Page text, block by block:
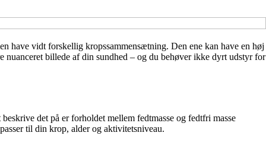
have vidt forskellig kropssammensætning. Den ene kan have en høj
nuanceret billede af din sundhed – og du behøver ikke dyrt udstyr for
det på er forholdet mellem fedtmasse og fedtfri masse
til din krop, alder og aktivitetsniveau.